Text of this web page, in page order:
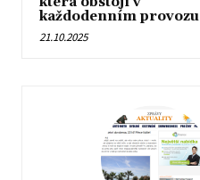
každodenním provozu
21.10.2025